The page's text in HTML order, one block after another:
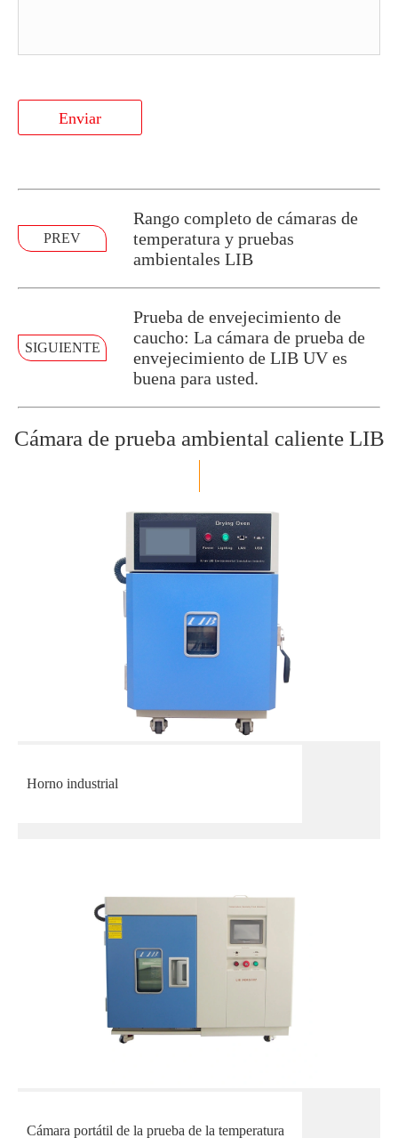
Enviar
PREV
Rango completo de cámaras de
temperatura y pruebas
ambientales LIB
SIGUIENTE
Prueba de envejecimiento de
caucho: La cámara de prueba de
envejecimiento de LIB UV es
buena para usted.
Cámara de prueba ambiental caliente LIB
Horno industrial
Cámara portátil de la prueba de la temperatura